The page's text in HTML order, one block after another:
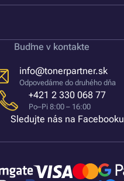
Buďme v kontakte
info@tonerpartner.sk
Odpovedáme do druhého dňa
+421 2 330 068 77
Po–Pi 8:00 – 16:00
Sledujte nás na Facebooku